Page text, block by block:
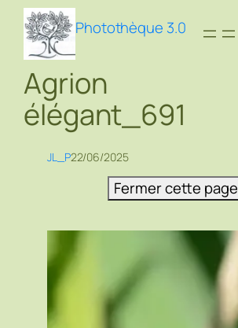
Aller
contenu
Photothèque 3.0
Agrion
élégant_691
JL_P22/06/2025
Fermer cette page